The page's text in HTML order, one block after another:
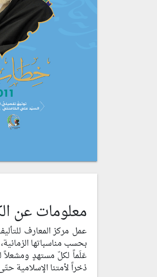
معلومات عن
عمل مركز المعارف
بحسب مناسباتها
عَلَماً لكلّ مستهدٍ ومشعلاً
ذخراً لأمتنا الإسلامية